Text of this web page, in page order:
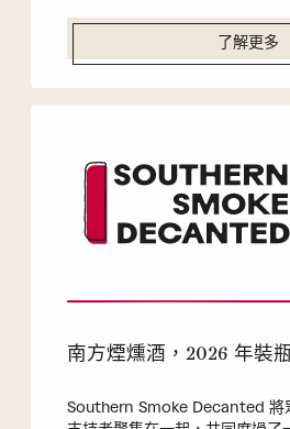
了解更多
南方煙燻酒，2026 年裝
Southern Smoke Decanted 將